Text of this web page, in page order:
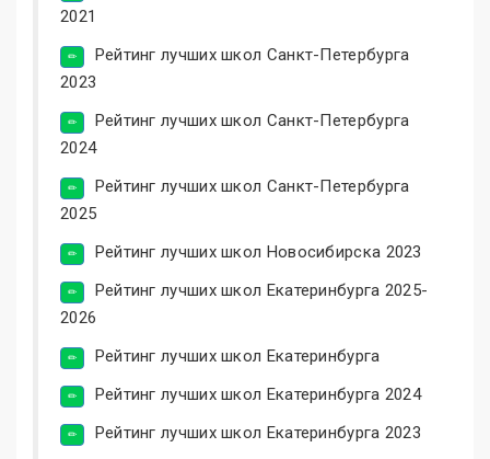
2021
Рейтинг лучших школ Санкт-Петербурга
2023
Рейтинг лучших школ Санкт-Петербурга
2024
Рейтинг лучших школ Санкт-Петербурга
2025
Рейтинг лучших школ Новосибирска 2023
Рейтинг лучших школ Екатеринбурга 2025-
2026
Рейтинг лучших школ Екатеринбурга
Рейтинг лучших школ Екатеринбурга 2024
Рейтинг лучших школ Екатеринбурга 2023